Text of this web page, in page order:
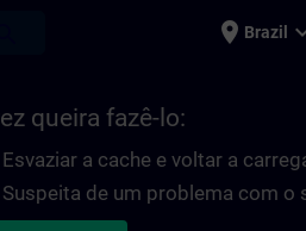
place Brazil
queira fazê-lo:
Esvaziar a cache e voltar a
Suspeita de um problema com o